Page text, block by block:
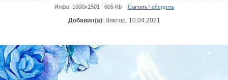
Инфо: 1000х1501 | 605 Kb Скачать / обсудить
Добавил(а): Виктор. 10.04.2021